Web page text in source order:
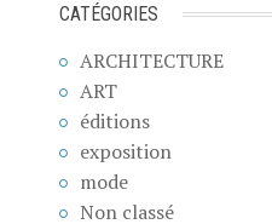
CATÉGORIES
ARCHITECTURE
ART
éditions
exposition
mode
Non classé